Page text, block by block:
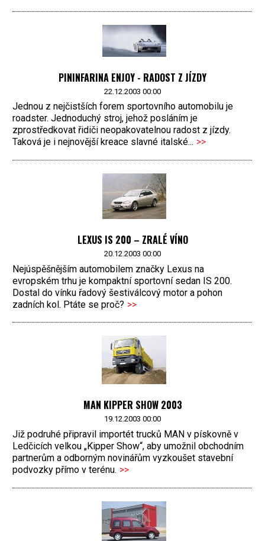
PININFARINA ENJOY - RADOST Z JÍZDY
22.12.2003 00:00
Jednou z nejčistších forem sportovního automobilu je
roadster. Jednoduchý stroj, jehož posláním je
zprostředkovat řidiči neopakovatelnou radost z jízdy.
Taková je i nejnovější kreace slavné italské... >>
LEXUS IS 200 – ZRALÉ VÍNO
20.12.2003 00:00
Nejúspěšnějším automobilem značky Lexus na
evropském trhu je kompaktní sportovní sedan IS 200.
Dostal do vínku řadový šestiválcový motor a pohon
zadních kol. Ptáte se proč? >>
MAN KIPPER SHOW 2003
19.12.2003 00:00
Již podruhé připravil importét trucků MAN v pískovně v
Ledčicích velkou „Kipper Show“, aby umožnil obchodním
partnerům a odborným novinářům vyzkoušet stavební
podvozky přímo v terénu. >>